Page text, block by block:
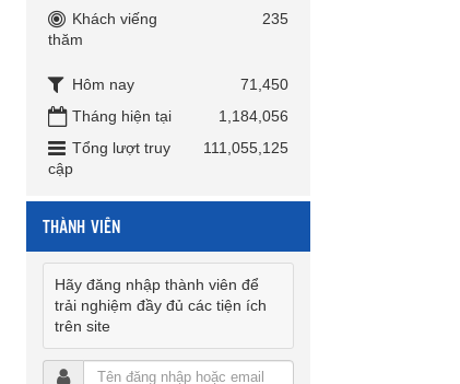
Khách viếng
thăm
235
Hôm nay
71,450
Tháng hiện tại
1,184,056
Tổng lượt truy
cập
111,055,125
THÀNH VIÊN
Hãy đăng nhập thành viên để
trải nghiệm đầy đủ các tiện ích
trên site